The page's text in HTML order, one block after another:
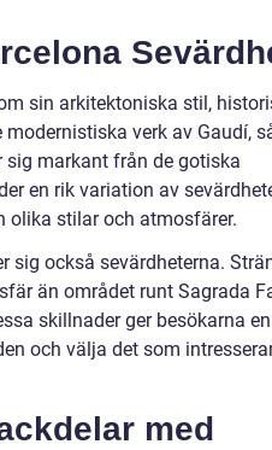
sin arkitektoniska stil,
verk av Gaudí,
sig markant från de gotiska
en rik variation av
olika stilar och atmosfärer.
sig också sevärdheterna.
än området runt Sagrada
skillnader ger besökarna en
och välja det som
med